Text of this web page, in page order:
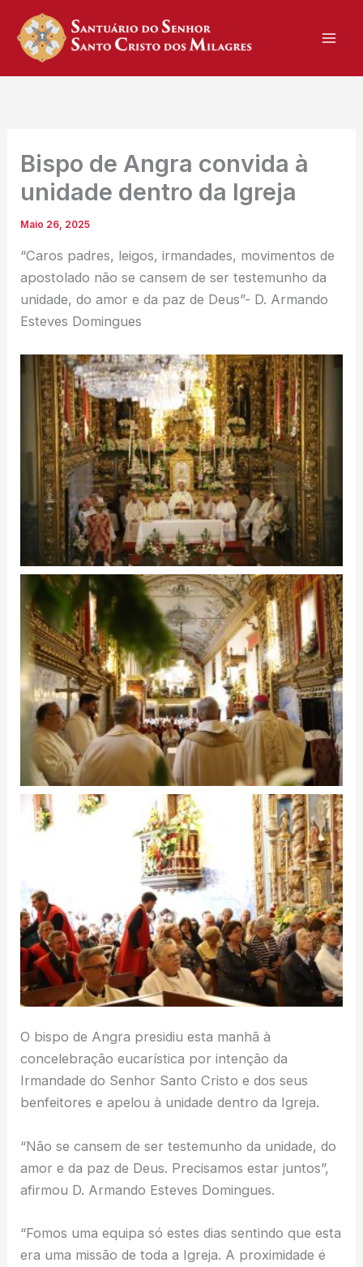
content
Bispo de Angra convida à
unidade dentro da Igreja
Maio 26, 2025
“Caros padres, leigos, irmandades, movimentos de
apostolado não se cansem de ser testemunho da
unidade, do amor e da paz de Deus”- D. Armando
Esteves Domingues
O bispo de Angra presidiu esta manhã à
concelebração eucarística por intenção da
Irmandade do Senhor Santo Cristo e dos seus
benfeitores e apelou à unidade dentro da Igreja.
“Não se cansem de ser testemunho da unidade, do
amor e da paz de Deus. Precisamos estar juntos”,
afirmou D. Armando Esteves Domingues.
“Fomos uma equipa só estes dias sentindo que esta
era uma missão de toda a Igreja. A proximidade é